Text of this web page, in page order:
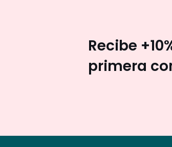
Recibe
primera